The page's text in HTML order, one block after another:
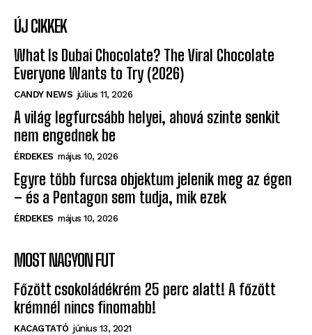
ÚJ CIKKEK
What Is Dubai Chocolate? The Viral Chocolate
Everyone Wants to Try (2026)
CANDY NEWS július 11, 2026
A világ legfurcsább helyei, ahová szinte senkit
nem engednek be
ÉRDEKES május 10, 2026
Egyre több furcsa objektum jelenik meg az égen
– és a Pentagon sem tudja, mik ezek
ÉRDEKES május 10, 2026
MOST NAGYON FUT
Főzött csokoládékrém 25 perc alatt! A főzött
krémnél nincs finomabb!
KACAGTATÓ június 13, 2021